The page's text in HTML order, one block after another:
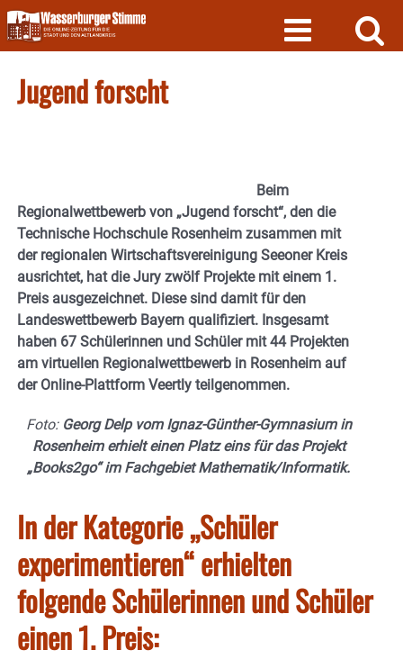
Skip
to
content
Jugend forscht
Beim
Regionalwettbewerb von „Jugend forscht“, den die
Technische Hochschule Rosenheim zusammen mit
der regionalen Wirtschaftsvereinigung Seeoner Kreis
ausrichtet, hat die Jury zwölf Projekte mit einem 1.
Preis ausgezeichnet. Diese sind damit für den
Landeswettbewerb Bayern qualifiziert. Insgesamt
haben 67 Schülerinnen und Schüler mit 44 Projekten
am virtuellen Regionalwettbewerb in Rosenheim auf
der Online-Plattform Veertly teilgenommen.
Foto: Georg Delp vom Ignaz-Günther-Gymnasium in
Rosenheim erhielt einen Platz eins für das Projekt
„Books2go“ im Fachgebiet Mathematik/Informatik.
In der Kategorie „Schüler
experimentieren“ erhielten
folgende Schülerinnen und Schüler
einen 1. Preis: